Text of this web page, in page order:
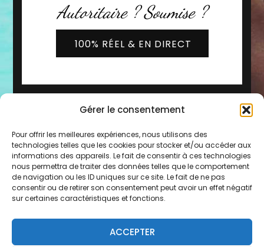
Gérer le consentement
Pour offrir les meilleures expériences, nous utilisons des
technologies telles que les cookies pour stocker et/ou accéder aux
informations des appareils. Le fait de consentir à ces technologies
nous permettra de traiter des données telles que le comportement
de navigation ou les ID uniques sur ce site. Le fait de ne pas
consentir ou de retirer son consentement peut avoir un effet négatif
sur certaines caractéristiques et fonctions.
ACCEPTER
Autoritaire ? Soumise ?
100% RÉEL & EN DIRECT
2019 - 2026 © Copyright -Les Copines d'Olivia
* Service 0,80€/min + prix de l'appel
Mentions légales-CGU-FAQ-Contact-Plan du
site